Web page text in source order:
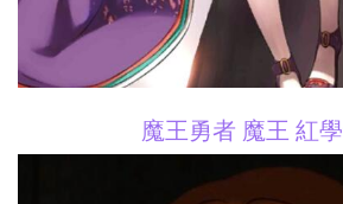
魔王勇者 魔王 紅